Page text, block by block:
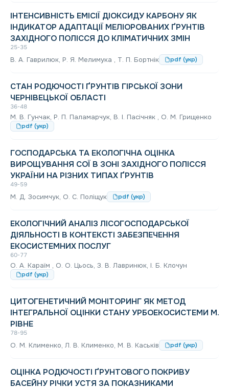
ІНТЕНСИВНІСТЬ ЕМІСІЇ ДІОКСИДУ КАРБОНУ ЯК
ІНДИКАТОР АДАПТАЦІЇ МЕЛІОРОВАНИХ ҐРУНТІВ
ЗАХІДНОГО ПОЛІССЯ ДО КЛІМАТИЧНИХ ЗМІН
25-35
В. А. Гаврилюк, Р. Я. Мелимука , Т. П. Бортнік pdf (укр)
СТАН РОДЮЧОСТІ ҐРУНТІВ ГІРСЬКОЇ ЗОНИ
ЧЕРНІВЕЦЬКОЇ ОБЛАСТІ
36-48
М. В. Гунчак, Р. П. Паламарчук, В. І. Пасічняк , О. М. Грищенко
pdf (укр)
ГОСПОДАРСЬКА ТА ЕКОЛОГІЧНА ОЦІНКА
ВИРОЩУВАННЯ СОЇ В ЗОНІ ЗАХІДНОГО ПОЛІССЯ
УКРАЇНИ НА РІЗНИХ ТИПАХ ҐРУНТІВ
49-59
М. Д. Зосимчук, О. С. Поліщук pdf (укр)
ЕКОЛОГІЧНИЙ АНАЛІЗ ЛІСОГОСПОДАРСЬКОЇ
ДІЯЛЬНОСТІ В КОНТЕКСТІ ЗАБЕЗПЕЧЕННЯ
ЕКОСИСТЕМНИХ ПОСЛУГ
60-77
О. А. Караїм , О. О. Цьось, З. В. Лавринюк, І. Б. Клочун
pdf (укр)
ЦИТОГЕНЕТИЧНИЙ МОНІТОРИНГ ЯК МЕТОД
ІНТЕГРАЛЬНОЇ ОЦІНКИ СТАНУ УРБОЕКОСИСТЕМИ М.
РІВНЕ
78-95
О. М. Клименко, Л. В. Клименко, М. В. Каськів pdf (укр)
ОЦІНКА РОДЮЧОСТІ ҐРУНТОВОГО ПОКРИВУ
БАСЕЙНУ РІЧКИ УСТЯ ЗА ПОКАЗНИКАМИ